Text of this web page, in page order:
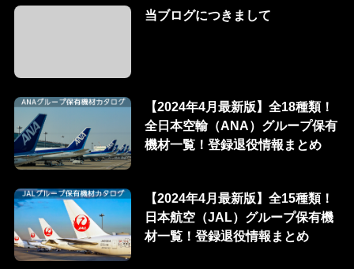
当ブログにつきまして
【2024年4月最新版】全18種類！
全日本空輸（ANA）グループ保有
機材一覧！登録退役情報まとめ
【2024年4月最新版】全15種類！
日本航空（JAL）グループ保有機
材一覧！登録退役情報まとめ